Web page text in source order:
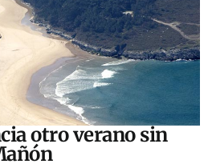
otro verano sin